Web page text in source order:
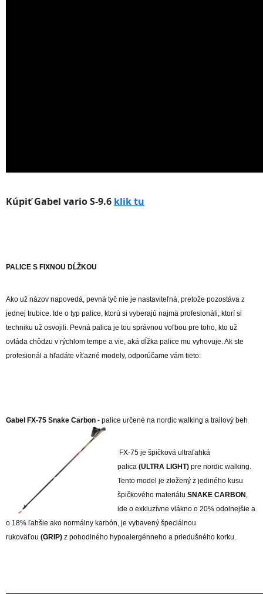
Kúpiť Gabel vario S-9.6 klik tu
PALICE S FIXNOU DĹŽKOU
Ako už názov napovedá, pevná tyč nie je nastaviteľná, pretože pozostáva z
jednej trubice. Ide o typ palice, ktorú si vyberajú najmä profesionáli, ktorí si
techniku ​​už osvojili. Pevná palica je tou správnou voľbou pre toho, kto už
ovláda chôdzu v rýchlom tempe a vie, aká dĺžka palice mu vyhovuje. Ak ste
profesionál a hľadáte víťazné modely, odporúčame vám tieto:
Gabel FX-75 Snake Carbon - palice určené na nordic walking a trailový beh
FX-75 je špičková ultraľahká
palica (ULTRA LIGHT) pre nordic walking.
Tento model je zložený z jediného kusu
špičkového materiálu SNAKE CARBON
ide o exkluzívne vlákno o 20% odolnejšie a
o 18% ľahšie ako normálny karbón, je vybavený špeciálnou
rukoväťou (GRIP) z pohodlného hypoalergénneho a priedušného korku.